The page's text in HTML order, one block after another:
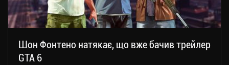
Шон Фонтено натякає, що вже бачив трейлер
GTA 6